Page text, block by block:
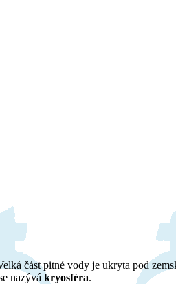
část pitné vody je ukryta pod
nazývá kryosféra.